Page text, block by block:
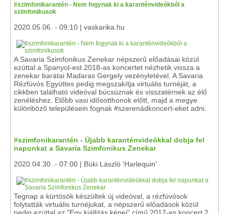
#szimfonikarantén - Nem fogynak ki a karanténvideókból a
szimfonikusok
2020.05.06. - 09:10 | vaskarika.hu
A Savaria Szimfonikus Zenekar népszerű előadásai közül
ezúttal a Spanyol-est 2018-as koncertet nézhetik vissza a
zenekar barátai Madaras Gergely vezényletével. A Savaria
Rézfúvós Együttes pedig megszakítja virtuális turnéját, a
cikkben található videóval búcsúznak és visszatérnek az élő
zenéléshez. Előbb vasi idősotthonok előtt, majd a megye
különböző településein fognak #szerenádkoncert-eket adni.
#szimfonikarantén - Újabb karanténvideókkal dobja fel
napunkat a Savaria Szimfonikus Zenekar
2020.04.30. - 07:00 | Büki László 'Harlequin'
Tegnap a kürtösök készültek új videóval, a rézfúvósok
folytatták virtuális turnéjukat, a népszerű előadások közül
pedig ezúttal az "Egy kiállítás képei" című 2017-es koncert 2.